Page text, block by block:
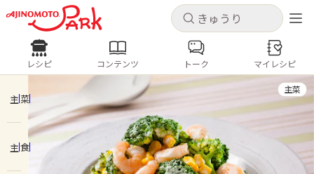
キャンセル
ログインするとレシピを保存できます
ログイン
ホーム
キャンセル
レシピ コンテンツ
人気の食材・レシピ
きゅうり なす トマト
とうもろこし
レシピ コンテンツ トーク マイレシピ
主菜
主食
主菜